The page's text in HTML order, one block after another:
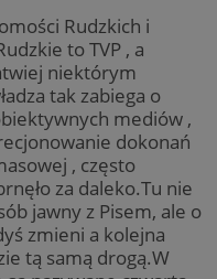
Rudzkich i
to TVP , a
niektórym
tak zabiega o
mediów ,
dokonań
, często
za daleko.Tu nie
jawny z Pisem, ale o
zmieni a kolejna
tą samą drogą.W